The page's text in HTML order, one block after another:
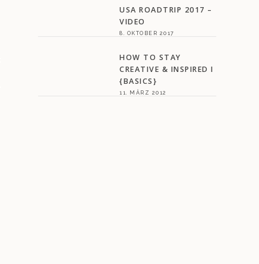
USA ROADTRIP 2017 –
VIDEO
8. OKTOBER 2017
HOW TO STAY
CREATIVE & INSPIRED I
{BASICS}
11. MÄRZ 2012